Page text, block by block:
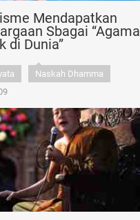
Mendapatkan
Sbagai “Agama
di Dunia”
Naskah Dhamma